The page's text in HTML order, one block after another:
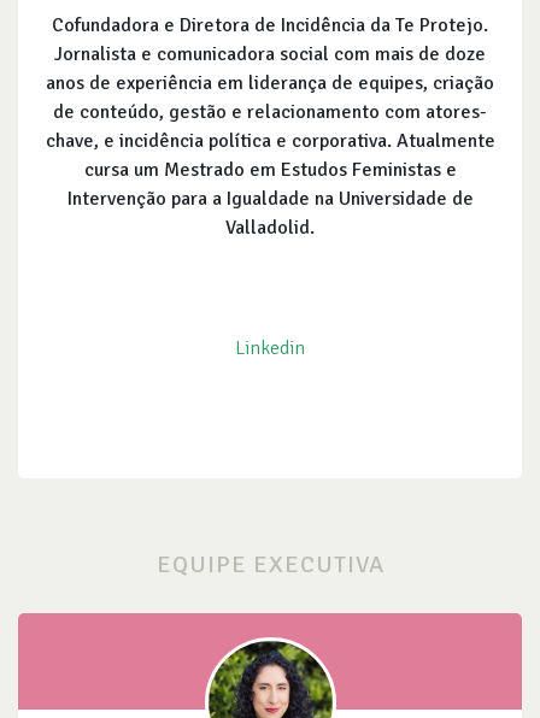
Cofundadora e Diretora de Incidência da Te Protejo.
Jornalista e comunicadora social com mais de doze
anos de experiência em liderança de equipes, criação
de conteúdo, gestão e relacionamento com atores-
chave, e incidência política e corporativa. Atualmente
cursa um Mestrado em Estudos Feministas e
Intervenção para a Igualdade na Universidade de
Valladolid.
Linkedin
EQUIPE EXECUTIVA